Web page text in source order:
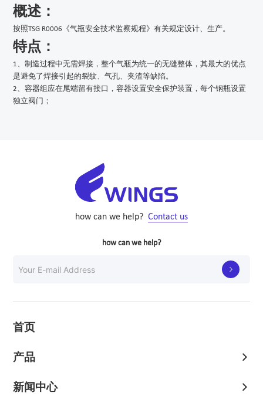
概述：
按照TSG R0006《气瓶安全技术监察规程》有关规定设计、生产。
特点：
1、制造过程中无需焊接，整个气瓶为统一的无缝整体，其最大的优点
是避免了焊接引起的裂纹、气孔、夹渣等缺陷。
2、容器组应在尾端留有接口，容器设置安全保护装置，每个钢瓶设置
独立阀门；
how can we help? Contact us
how can we help?

首页
产品
新闻中心